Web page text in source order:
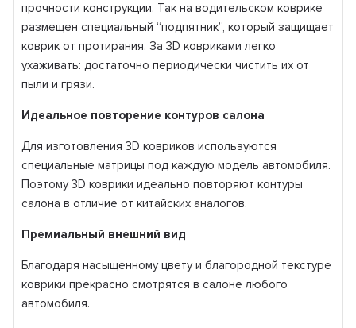
прочности конструкции. Так на водительском коврике
размещен специальный “подпятник”, который защищает
коврик от протирания. За 3D ковриками легко
ухаживать: достаточно периодически чистить их от
пыли и грязи.
Идеальное повторение контуров салона
Для изготовления 3D ковриков используются
специальные матрицы под каждую модель автомобиля.
Поэтому 3D коврики идеально повторяют контуры
салона в отличие от китайских аналогов.
Премиальный внешний вид
Благодаря насыщенному цвету и благородной текстуре
коврики прекрасно смотрятся в салоне любого
автомобиля.